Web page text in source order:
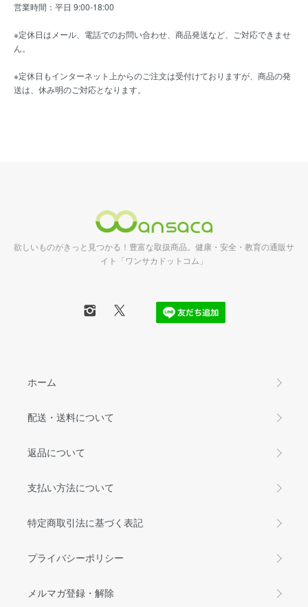
営業時間：平日 9:00-18:00
※定休日はメール、電話でのお問い合わせ、商品発送など、ご対応できませ
ん。
※定休日もインターネット上からのご注文は受付けておりますが、商品の発
送は、休み明のご対応となります。
欲しいものがきっと見つかる！豊富な取扱商品。健康・安全・教育の通販サ
イト「ワンサカドットコム」
ホーム
配送・送料について
返品について
支払い方法について
特定商取引法に基づく表記
プライバシーポリシー
メルマガ登録・解除